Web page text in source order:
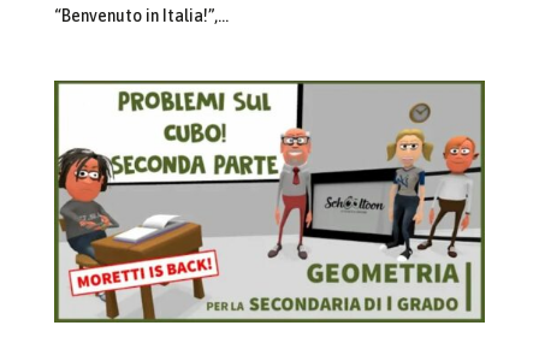
“Benvenuto in Italia!”,...